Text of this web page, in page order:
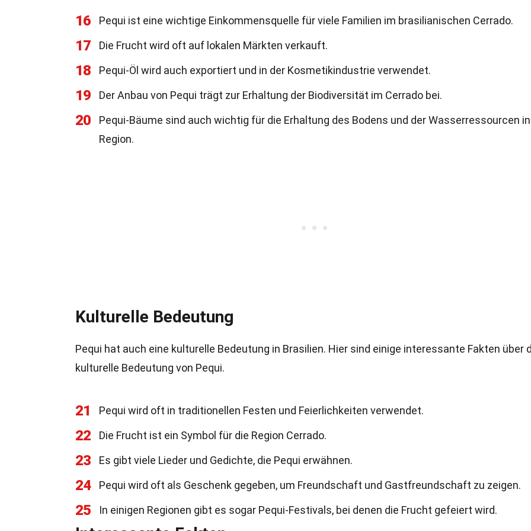
16 Pequi ist eine wichtige Einkommensquelle für viele Familien im brasilianischen Cerrado.
17 Die Frucht wird oft auf lokalen Märkten verkauft.
18 Pequi-Öl wird auch exportiert und in der Kosmetikindustrie verwendet.
19 Der Anbau von Pequi trägt zur Erhaltung der Biodiversität im Cerrado bei.
20
Pequi-Bäume sind auch wichtig für die Erhaltung des Bodens und der Wasserressourcen
Region.
Kulturelle Bedeutung
Pequi hat auch eine kulturelle Bedeutung in Brasilien. Hier sind einige interessante Fakten über
kulturelle Bedeutung von Pequi.
21 Pequi wird oft in traditionellen Festen und Feierlichkeiten verwendet.
22 Die Frucht ist ein Symbol für die Region Cerrado.
23 Es gibt viele Lieder und Gedichte, die Pequi erwähnen.
24 Pequi wird oft als Geschenk gegeben, um Freundschaft und Gastfreundschaft zu zeigen.
25 In einigen Regionen gibt es sogar Pequi-Festivals, bei denen die Frucht gefeiert wird.